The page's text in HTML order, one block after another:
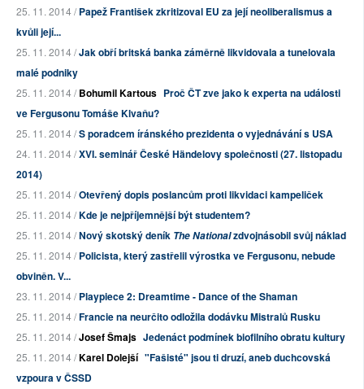
25. 11. 2014 /Papež František zkritizoval EU za její neoliberalismus a
kvůli její...
25. 11. 2014 /Jak obří britská banka záměrně likvidovala a tunelovala
malé podniky
25. 11. 2014 /Bohumil Kartous Proč ČT zve jako k experta na události
ve Fergusonu Tomáše Klvaňu?
25. 11. 2014 /S poradcem íránského prezidenta o vyjednávání s USA
24. 11. 2014 /XVI. seminář České Händelovy společnosti (27. listopadu
2014)
25. 11. 2014 /Otevřený dopis poslancům proti likvidaci kampeliček
25. 11. 2014 /Kde je nejpříjemnější být studentem?
25. 11. 2014 /Nový skotský deník The Nationalzdvojnásobil svůj náklad
25. 11. 2014 /Policista, který zastřelil výrostka ve Fergusonu, nebude
obviněn. V...
23. 11. 2014 /Playpiece 2: Dreamtime - Dance of the Shaman
25. 11. 2014 /Francie na neurčito odložila dodávku Mistralů Rusku
25. 11. 2014 /Josef Šmajs Jedenáct podmínek biofilního obratu kultury
25. 11. 2014 /Karel Dolejší "Fašisté" jsou ti druzí, aneb duchcovská
vzpoura v ČSSD